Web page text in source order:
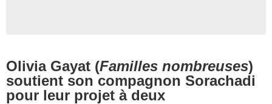
Olivia Gayat (Familles nombreuses)
soutient son compagnon Sorachadi
pour leur projet à deux